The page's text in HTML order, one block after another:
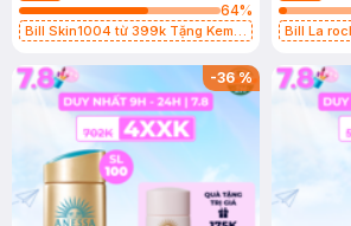
64%
Bill Skin1004 từ 399k Tặng Kem
SPF 50+ 20ml (SL Có Hạn)
Bill La
(SL có
-36%